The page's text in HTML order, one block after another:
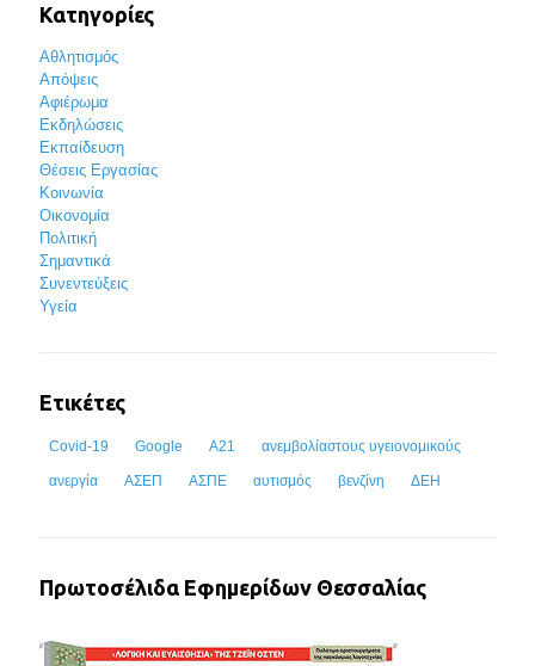
Κατηγορίες
Αθλητισμός
Απόψεις
Αφιέρωμα
Εκδηλώσεις
Εκπαίδευση
Θέσεις Εργασίας
Κοινωνία
Οικονομία
Πολιτική
Σημαντικά
Συνεντεύξεις
Υγεία
Ετικέτες
Covid-19 Google Α21 ανεμβολίαστους υγειονομικούς
ανεργία ΑΣΕΠ ΑΣΠΕ αυτισμός βενζίνη ΔΕΗ
Πρωτοσέλιδα Εφημερίδων Θεσσαλίας